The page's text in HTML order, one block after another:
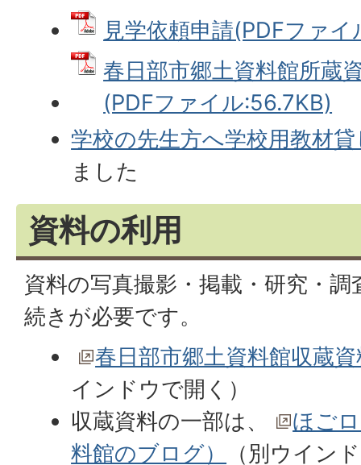
見学依頼申請(PDFファ
春日部市郷土資料館所蔵
(PDFファイル:56.7KB)
学校の先生方へ学校用教材
ました
資料の利用
資料の写真撮影・掲載・研究・
続きが必要です。
春日部市郷土資料館収蔵
インドウで開く）
収蔵資料の一部は、
ほご
料館のブログ）
（別ウイン